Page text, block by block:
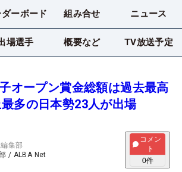
ダーボード 組み合せ ニュース
場選手 概要など TV放送予定
オープン賞金総額は過去最高
多の日本勢23人が出場
集部
/ ALBA Net
コメン
ト
0件